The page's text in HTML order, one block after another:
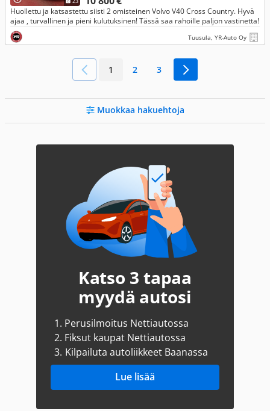
Huollettu ja katsastettu siisti 2 omisteinen Volvo V40 Cross Country. Hyvä
ajaa , turvallinen ja pieni kulutuksinen! Tässä saa rahoille paljon vastinetta!
Tuusula, YR-Auto Oy
1 2 3
Muokkaa hakuehtoja
Katso 3 tapaa
myydä autosi
1. Perusilmoitus Nettiautossa
2. Fiksut kaupat Nettiautossa
3. Kilpailuta autoliikkeet Baanassa
Lue lisää